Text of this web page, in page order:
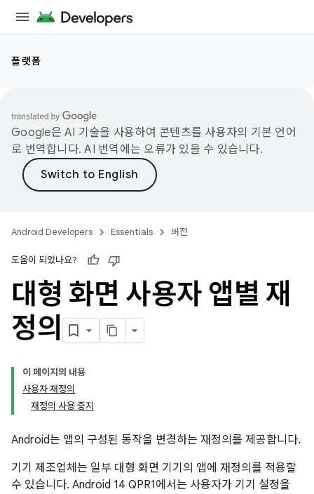
플랫폼
Google은 AI 기술을 사용하여 콘텐츠를 사용자의 기본 언어
로 번역합니다. AI 번역에는 오류가 있을 수 있습니다.
Android Developers Essentials 버전
도움이 되었나요?
대형 화면 사용자 앱별 재
정의
이 페이지의 내용
사용자 재정의
재정의 사용 중지
Android는 앱의 구성된 동작을 변경하는 재정의를 제공합니다.
기기 제조업체는 일부 대형 화면 기기의 앱에 재정의를 적용할
수 있습니다. Android 14 QPR1에서는 사용자가 기기 설정을